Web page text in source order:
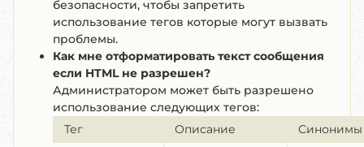
безопасности, чтобы запретить
использование тегов которые могут вызвать
проблемы.
Как мне отформатировать текст сообщения
если HTML не разрешен?
Администратором может быть разрешено
использование следующих тегов:
Тег
Описание
Синонимы